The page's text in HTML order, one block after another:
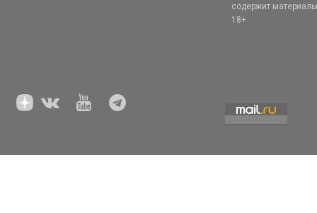
содержит
18+